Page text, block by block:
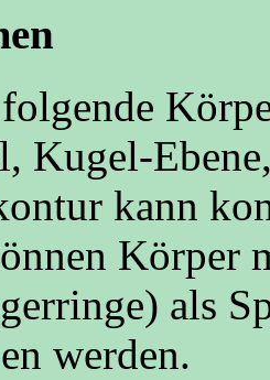
Kugel-
kann
Körper
als
werden.